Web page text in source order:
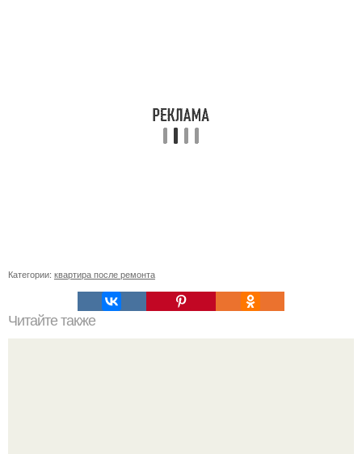
Категории: квартира после ремонта
Читайте также